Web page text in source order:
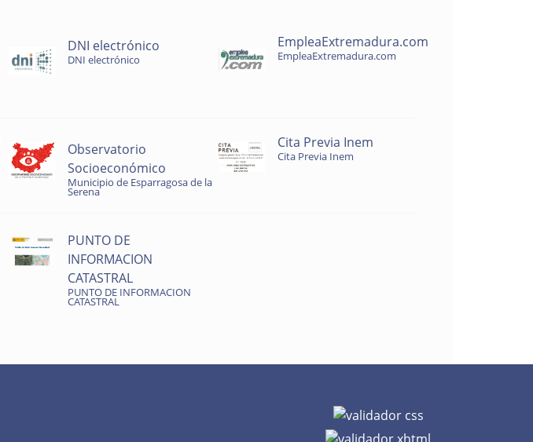
DNI electrónico
DNI electrónico
EmpleaExtremadura.com
EmpleaExtremadura.com
Observatorio
Socioeconómico
Municipio de Esparragosa de la
Serena
Cita Previa Inem
Cita Previa Inem
PUNTO DE
INFORMACION
CATASTRAL
PUNTO DE INFORMACION
CATASTRAL